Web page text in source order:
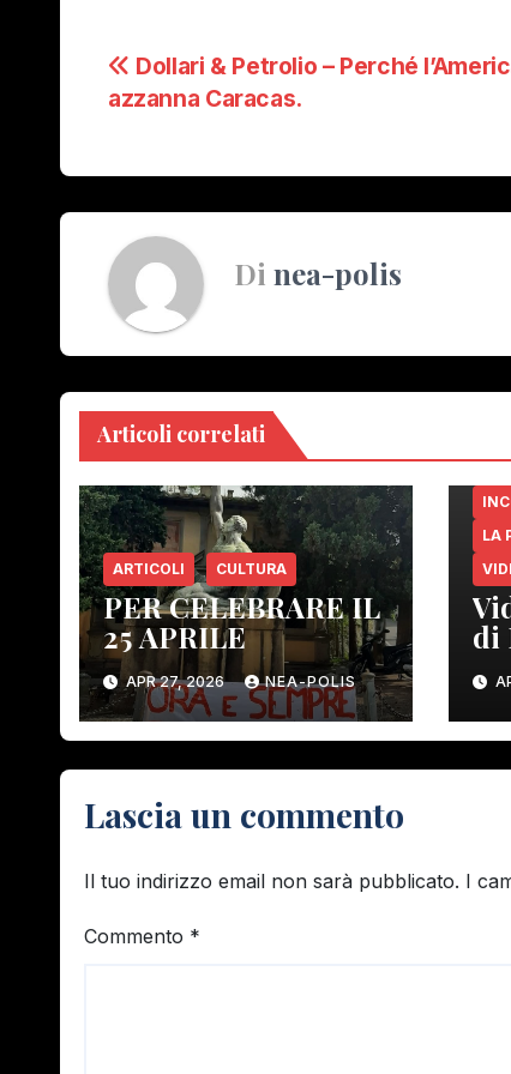
Navigazione
articoli
Dollari & Petrolio – Perché
azzanna Caracas.
Di nea-polis
Articoli correlati
ARTICOLI CULTURA
PER CELEBRARE IL
25 APRILE
APR 27, 2026 NEA-POLIS
LA
di
Lascia un commento
Il tuo indirizzo email non sarà pubblicato. I
Commento *